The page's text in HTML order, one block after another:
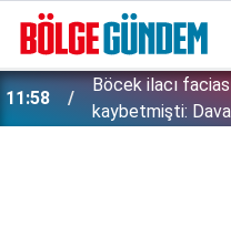
11:58
Böcek ilacı
kaybetmişti: